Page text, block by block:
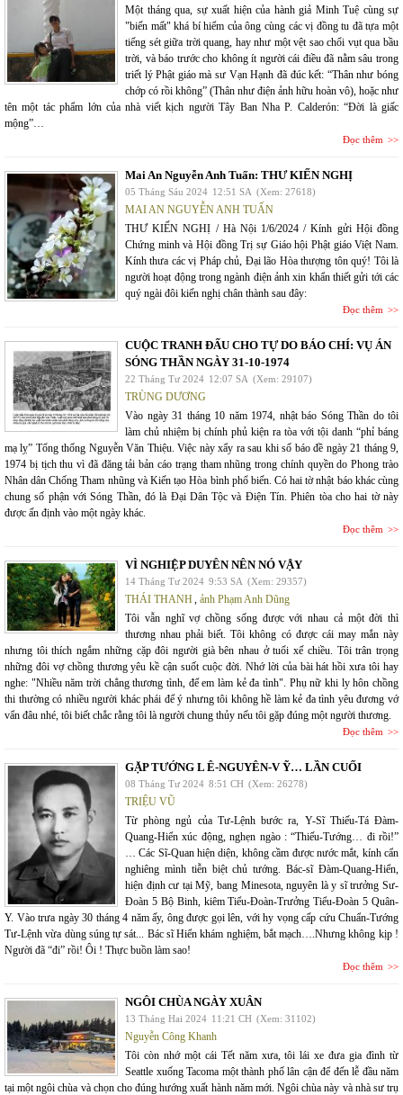
Một tháng qua, sự xuất hiện của hành giả Minh Tuệ cùng sự
"biến mất" khá bí hiểm của ông cùng các vị đồng tu đã tựa một
tiếng sét giữa trời quang, hay như một vệt sao chổi vụt qua bầu
trời, và báo trước cho không ít người cái điều đã nằm sâu trong
triết lý Phật giáo mà sư Vạn Hạnh đã đúc kết: “Thân như bóng
chớp có rồi không” (Thân như điện ảnh hữu hoàn vô), hoặc như
tên một tác phẩm lớn của nhà viết kịch người Tây Ban Nha P. Calderón: “Đời là giấc
mộng”…
Đọc thêm
Mai An Nguyễn Anh Tuấn: THƯ KIẾN NGHỊ
05 Tháng Sáu 2024 12:51 SA (Xem: 27618)
MAI AN NGUYỄN ANH TUẤN
THƯ KIẾN NGHỊ / Hà Nội 1/6/2024 / Kính gửi Hội đồng
Chứng minh và Hội đồng Trị sự Giáo hội Phật giáo Việt Nam.
Kính thưa các vị Pháp chủ, Đại lão Hòa thượng tôn quý! Tôi là
người hoạt động trong ngành điện ảnh xin khẩn thiết gửi tới các
quý ngài đôi kiến nghị chân thành sau đây:
Đọc thêm
CUỘC TRANH ĐẤU CHO TỰ DO BÁO CHÍ: VỤ ÁN
SÓNG THẦN NGÀY 31-10-1974
22 Tháng Tư 2024 12:07 SA (Xem: 29107)
TRÙNG DƯƠNG
Vào ngày 31 tháng 10 năm 1974, nhật báo Sóng Thần do tôi
làm chủ nhiệm bị chính phủ kiện ra tòa với tội danh “phỉ báng
mạ lỵ” Tổng thống Nguyễn Văn Thiệu. Việc này xẩy ra sau khi số báo đề ngày 21 tháng 9,
1974 bị tịch thu vì đã đăng tải bản cáo trạng tham nhũng trong chính quyền do Phong trào
Nhân dân Chống Tham nhũng và Kiến tạo Hòa bình phổ biến. Có hai tờ nhật báo khác cùng
chung số phận với Sóng Thần, đó là Đại Dân Tộc và Điện Tín. Phiên tòa cho hai tờ này
được ấn định vào một ngày khác.
Đọc thêm
VÌ NGHIỆP DUYÊN NÊN NÓ VẬY
14 Tháng Tư 2024 9:53 SA (Xem: 29357)
THÁI THANH, ảnh Phạm Anh Dũng
Tôi vẫn nghĩ vợ chồng sống được với nhau cả một đời thì
thương nhau phải biết. Tôi không có được cái may mắn này
nhưng tôi thích ngắm những cặp đôi người già bên nhau ở tuổi xế chiều. Tôi trân trọng
những đôi vợ chồng thương yêu kề cận suốt cuộc đời. Nhớ lời của bài hát hồi xưa tôi hay
nghe: "Nhiều năm trời chẳng thương tình, để em làm kẻ đa tình". Phụ nữ khi ly hôn chồng
thi thường có nhiều người khác phái để ý nhưng tôi không hề làm kẻ đa tình yêu đương vớ
vẩn đâu nhé, tôi biết chắc rằng tôi là người chung thủy nếu tôi gặp đúng một người thương.
Đọc thêm
GẶP TƯỚNG L Ê-NGUYÊN-V Ỹ… LẦN CUỐI
08 Tháng Tư 2024 8:51 CH (Xem: 26278)
TRIỆU VŨ
Từ phòng ngủ của Tư-Lệnh bước ra, Y-Sĩ Thiếu-Tá Đàm-
Quang-Hiển xúc động, nghẹn ngào : “Thiếu-Tướng… đi rồi!”
… Các Sĩ-Quan hiện diện, không cầm được nước mắt, kính cẩn
nghiêng mình tiễn biệt chủ tướng. Bác-sĩ Đàm-Quang-Hiển,
hiện định cư tại Mỹ, bang Minesota, nguyên là y sĩ trưởng Sư-
Đoàn 5 Bộ Binh, kiêm Tiểu-Đoàn-Trưởng Tiểu-Đoàn 5 Quân-
Y. Vào trưa ngày 30 tháng 4 năm ấy, ông được gọi lên, với hy vọng cấp cứu Chuẩn-Tướng
Tư-Lệnh vừa dùng súng tự sát... Bác sĩ Hiển khám nghiệm, bắt mạch….Nhưng không kịp !
Người đã “đi” rồi! Ôi ! Thực buồn làm sao!
Đọc thêm
NGÔI CHÙA NGÀY XUÂN
13 Tháng Hai 2024 11:21 CH (Xem: 31102)
Nguyễn Công Khanh
Tôi còn nhớ một cái Tết năm xưa, tôi lái xe đưa gia đình từ
Seattle xuống Tacoma một thành phố lân cận để đến lễ đầu năm
tại một ngôi chùa và chọn cho đúng hướng xuất hành năm mới. Ngôi chùa này và nhà sư trụ